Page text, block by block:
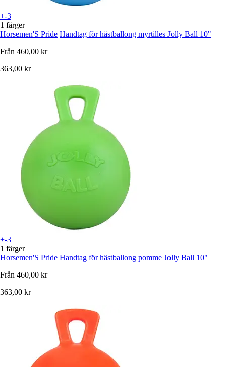
+-3
1 färger
Horsemen'S Pride Handtag för hästballong myrtilles Jolly Ball 10"
Från 460,00 kr
363,00 kr
+-3
1 färger
Horsemen'S Pride Handtag för hästballong pomme Jolly Ball 10"
Från 460,00 kr
363,00 kr